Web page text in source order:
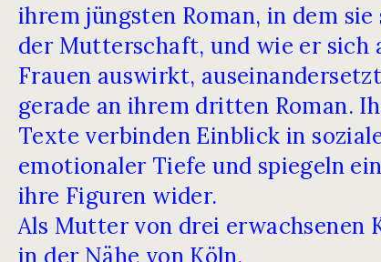
ihrem jüngsten Roman, in dem
der Mutterschaft, und wie er sich
Frauen auswirkt,
gerade an ihrem dritten Roman.
Texte verbinden Einblick in
emotionaler Tiefe und spiegeln
ihre Figuren wider.
Als Mutter von drei erwachsenen
in der Nähe von Köln.